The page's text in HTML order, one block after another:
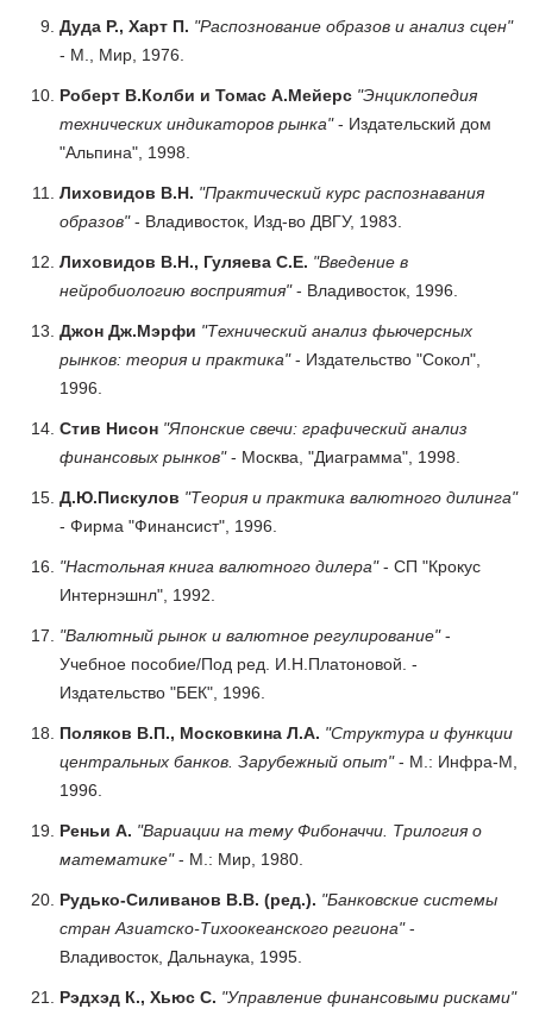
Дуда Р., Харт П. "Распознование образов и анализ сцен"
- М., Мир, 1976.
Роберт В.Колби и Томас А.Мейерс "Энциклопедия
технических индикаторов рынка"- Издательский дом
"Альпина", 1998.
Лиховидов В.Н. "Практический курс распознавания
образов"- Владивосток, Изд-во ДВГУ, 1983.
Лиховидов В.Н., Гуляева С.Е. "Введение в
нейробиологию восприятия"- Владивосток, 1996.
Джон Дж.Мэрфи "Технический анализ фьючерсных
рынков: теория и практика"- Издательство "Сокол",
1996.
Стив Нисон "Японские свечи: графический анализ
финансовых рынков"- Москва, "Диаграмма", 1998.
Д.Ю.Пискулов "Теория и практика валютного дилинга"
- Фирма "Финансист", 1996.
"Настольная книга валютного дилера"- СП "Крокус
Интернэшнл", 1992.
"Валютный рынок и валютное регулирование"-
Учебное пособие/Под ред. И.Н.Платоновой. -
Издательство "БЕК", 1996.
Поляков В.П., Московкина Л.А. "Структура и функции
центральных банков. Зарубежный опыт"- М.: Инфра-М,
1996.
Реньи А. "Вариации на тему Фибоначчи. Трилогия о
математике"- М.: Мир, 1980.
Рудько-Силиванов В.В. (ред.). "Банковские системы
стран Азиатско-Тихоокеанского региона"-
Владивосток, Дальнаука, 1995.
Рэдхэд К., Хьюс С. "Управление финансовыми рисками"